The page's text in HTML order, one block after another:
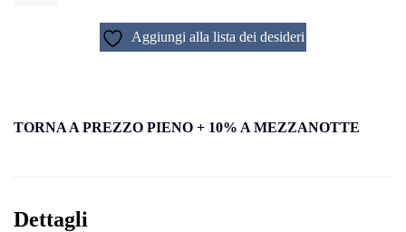
Aggiungi alla lista dei desideri
TORNA A PREZZO PIENO + 10% A MEZZANOTTE
Dettagli